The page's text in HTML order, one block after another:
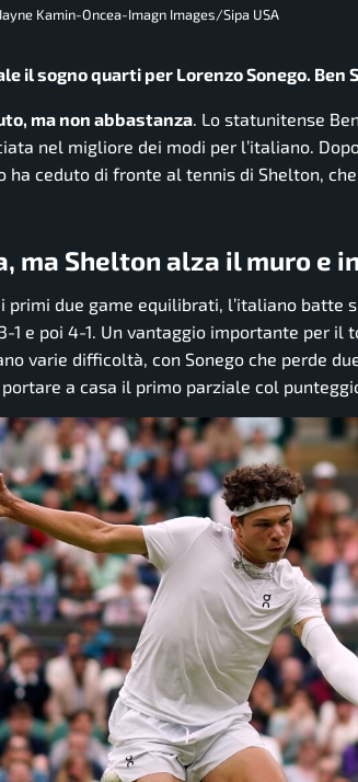
Kamin-Oncea-Imagn Images/Sipa USA
il sogno quarti per Lorenzo Sonego. Ben
ma non abbastanza. Lo statunitense Ben
nel migliore dei modi per l’italiano.
ha ceduto di fronte al tennis di Shelton,
ma Shelton alza il muro e
primi due game equilibrati, l’italiano batte
1 e poi 4-1. Un vantaggio importante per
varie difficoltà, con Sonego che perde
a casa il primo parziale col